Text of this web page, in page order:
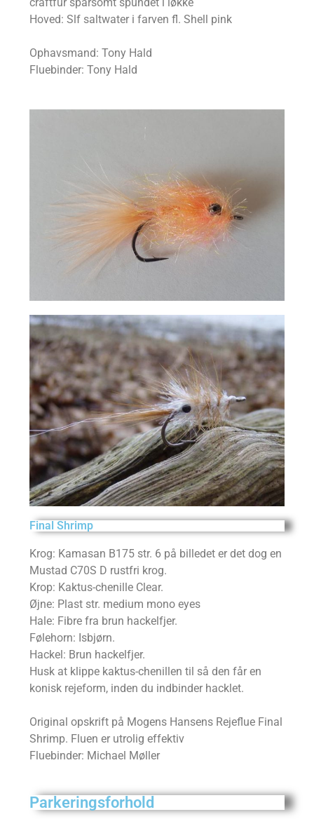
Hoved: Slf saltwater i farven fl. Shell pink
Ophavsmand: Tony Hald
Fluebinder: Tony Hald
Final Shrimp
Krog: Kamasan B175 str. 6 på billedet er det dog en
Mustad C70S D rustfri krog.
Krop: Kaktus-chenille Clear.
Øjne: Plast str. medium mono eyes
Hale: Fibre fra brun hackelfjer.
Følehorn: Isbjørn.
Hackel: Brun hackelfjer.
Husk at klippe kaktus-chenillen til så den får en
konisk rejeform, inden du indbinder hacklet.
Original opskrift på Mogens Hansens Rejeflue Final
Shrimp. Fluen er utrolig effektiv
Fluebinder: Michael Møller
Parkeringsforhold